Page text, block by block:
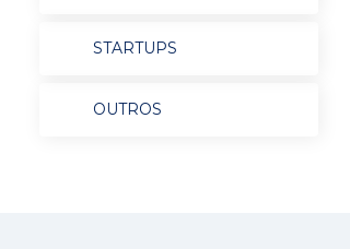
STARTUPS
OUTROS